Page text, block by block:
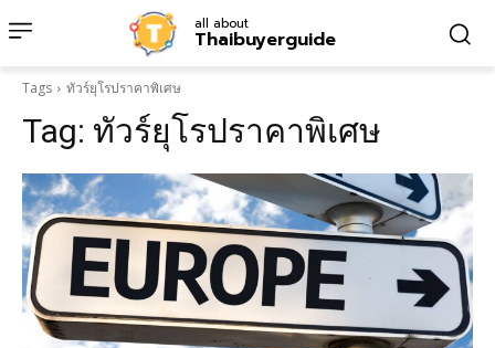
all about
Thaibuyerguide
Tags ทัวร์ยุโรปราคาพิเศษ
Tag: ทัวร์ยุโรปราคาพิเศษ